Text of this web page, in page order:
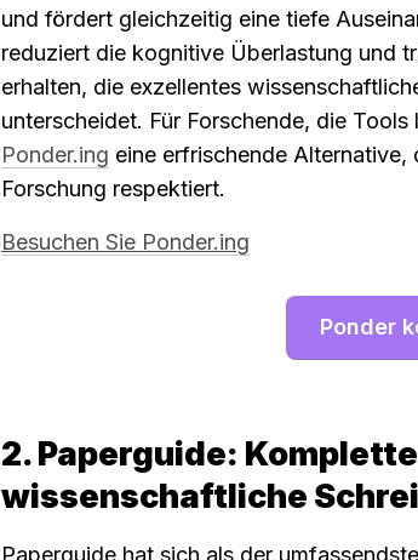
und fördert gleichzeitig eine tiefe
reduziert die kognitive Überlastung und
erhalten, die exzellentes
Ponder.ing eine erfrischende
Forschung respektiert.
Besuchen Sie Ponder.ing
Ponder
2. Paperguide:
wissenschaftliche
Paperguide hat sich als der